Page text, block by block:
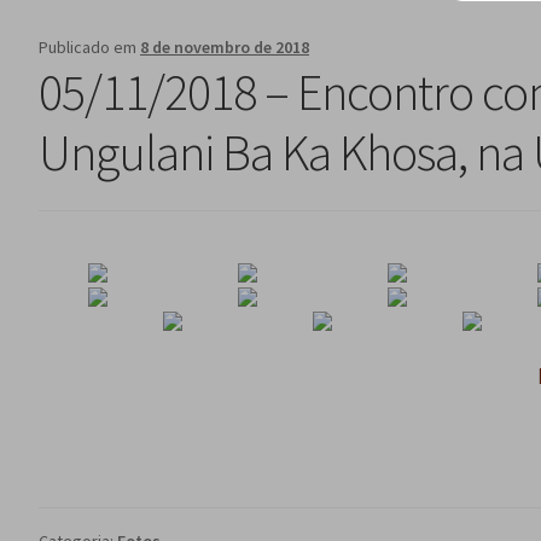
Publicado em 8 de novembro de 2018
05/11/2018 – Encontro
Ungulani Ba Ka Khosa, na